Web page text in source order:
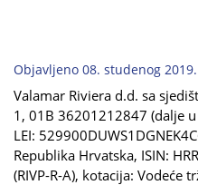
Objavljeno 08. studenog 2019.
Valamar Riviera d.d. sa
1, 01B 36201212847 (dalje
LEI:
Republika Hrvatska, ISIN:
(RIVP-R-A), kotacija: Vodeće